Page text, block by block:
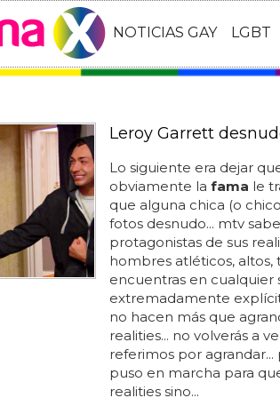
NOTICIAS GAY LGBT
Leroy Garrett
Lo siguiente era dejar
obviamente la fama le
que alguna chica (o
fotos desnudo... mtv
protagonistas de sus
hombres atléticos,
encuentras en cualquier
extremadamente
no hacen más que
realities... no volverás a
referimos por
puso en marcha para
realities sino...